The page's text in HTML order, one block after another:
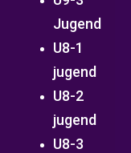
Jugend
U8-1
jugend
U8-2
jugend
U8-3